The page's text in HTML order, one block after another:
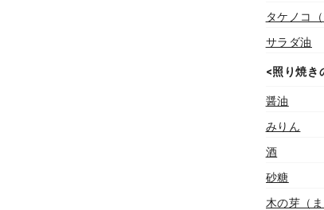
タケノコ（
サラダ油
<照り焼き
醤油
みりん
酒
砂糖
木の芽（